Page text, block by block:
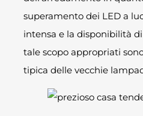
superamento dei LED a
intensa e la disponibilità
tale scopo appropriati
tipica delle vecchie